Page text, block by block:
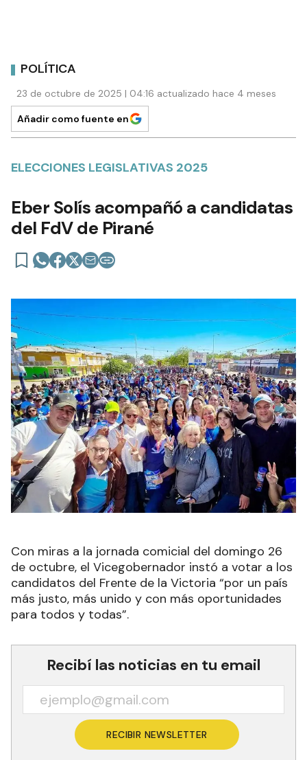
POLÍTICA
23 de octubre de 2025 | 04:16 actualizado hace 4 meses
Añadir como fuente en
ELECCIONES LEGISLATIVAS 2025
Eber Solís acompañó a candidatas
del FdV de Pirané
Con miras a la jornada comicial del domingo 26
de octubre, el Vicegobernador instó a votar a los
candidatos del Frente de la Victoria “por un país
más justo, más unido y con más oportunidades
para todos y todas”.
Recibí las noticias en tu email
RECIBIR NEWSLETTER